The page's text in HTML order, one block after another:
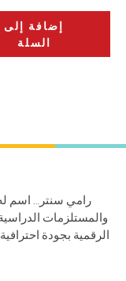
إضافة إلى
السلة
والمستلزمات
الرقمية بجودة